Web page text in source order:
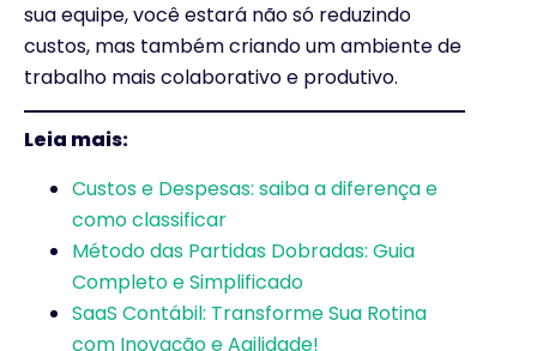
sua equipe, você estará não só reduzindo
custos, mas também criando um ambiente de
trabalho mais colaborativo e produtivo.
Leia mais:
Custos e Despesas: saiba a diferença e
como classificar
Método das Partidas Dobradas: Guia
Completo e Simplificado
SaaS Contábil: Transforme Sua Rotina
com Inovação e Agilidade!